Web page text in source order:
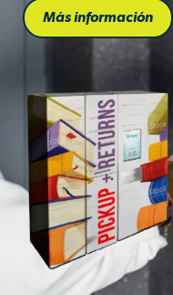
Más información